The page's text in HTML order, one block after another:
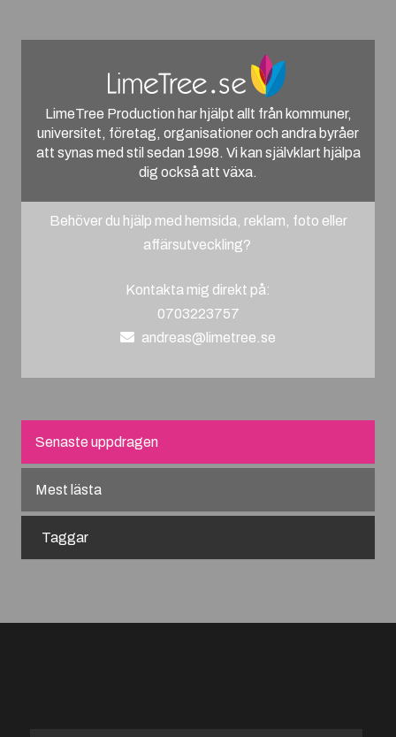
LimeTree Production har hjälpt allt från kommuner,
universitet, företag, organisationer och andra byråer
att synas med stil sedan 1998. Vi kan självklart hjälpa
dig också att växa.
Behöver du hjälp med hemsida, reklam, foto eller
affärsutveckling?
Kontakta mig direkt på:
0703223757
andreas@limetree.se
Senaste uppdragen
Mest lästa
Taggar